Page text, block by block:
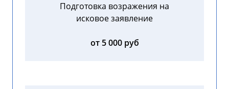
Подготовка возражения на
исковое заявление
от 5 000 руб